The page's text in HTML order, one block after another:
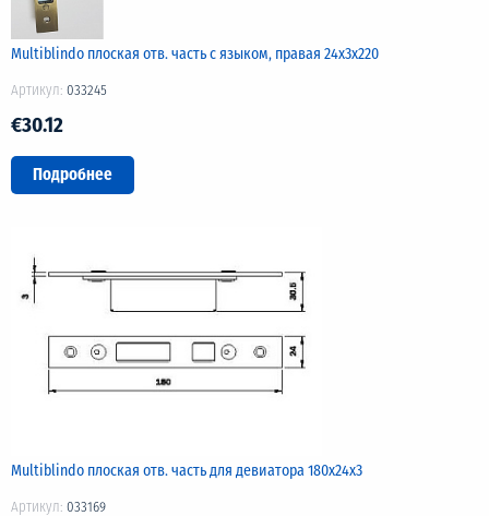
Multiblindo плоская отв. часть с языком, правая 24х3х220
Артикул: 033245
€30.12
Подробнее
Multiblindo плоская отв. часть для девиатора 180х24х3
Артикул: 033169